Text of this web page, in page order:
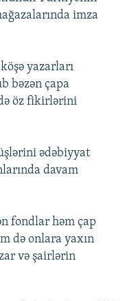
imza
yazarları
bəzən çapa
öz fikirlərini
ədəbiyyat
davam
fondlar həm çap
də onlara yaxın
və şairlərin